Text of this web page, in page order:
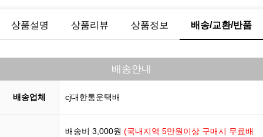
상품설명 상품리뷰 상품정보 배송/교환/반품
배송안내
배송업체 cj대한통운택배
배송비 3,000원 (국내지역 5만원이상 구매시 무료배